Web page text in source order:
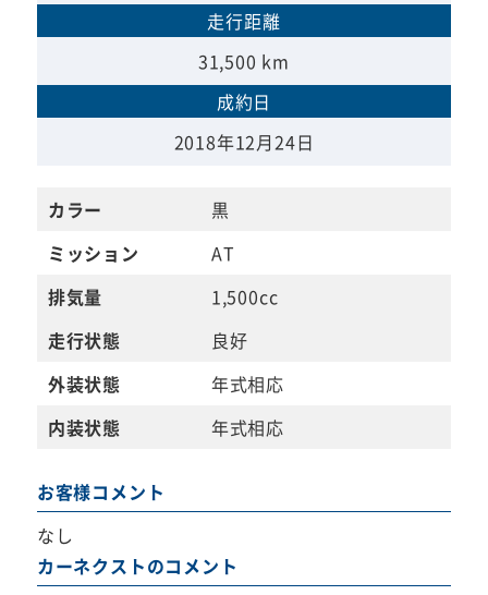
走行距離
31,500 km
成約日
2018年12月24日
カラー
黒
ミッション
AT
排気量
1,500cc
走行状態
良好
外装状態
年式相応
内装状態
年式相応
お客様コメント
なし
カーネクストのコメント